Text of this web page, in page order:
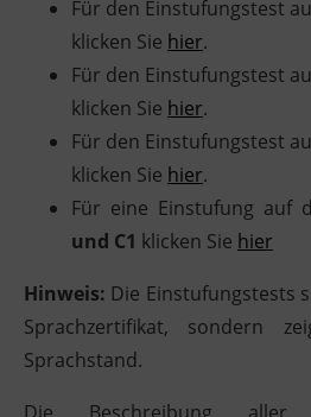
Für den Einstufungstest
klicken Sie hier.
Für den Einstufungstest
klicken Sie hier.
Für den Einstufungstest
klicken Sie hier.
Für eine Einstufung auf
und C1 klicken Sie hier
Hinweis: Die Einstufungstests
Sprachzertifikat, sondern
Sprachstand.